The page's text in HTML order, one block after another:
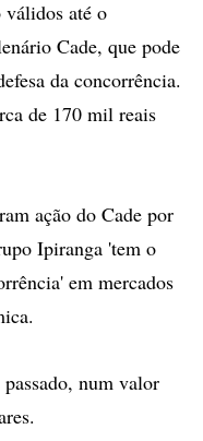
válidos até o
Cade, que pode
da concorrência.
de 170 mil reais
ação do Cade por
Ipiranga 'tem o
em mercados
num valor